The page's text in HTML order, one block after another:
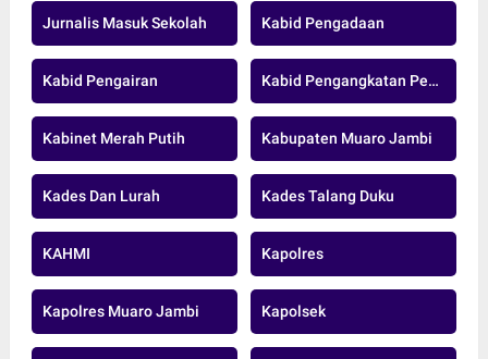
Jurnalis Masuk Sekolah Kabid Pengadaan
Kabid Pengairan Kabid Pengangkatan Pegawai Pensiun Dan Data ASN BKD MUARO JAMBI.
Kabinet Merah Putih Kabupaten Muaro Jambi
Kades Dan Lurah Kades Talang Duku
KAHMI Kapolres
Kapolres Muaro Jambi Kapolsek